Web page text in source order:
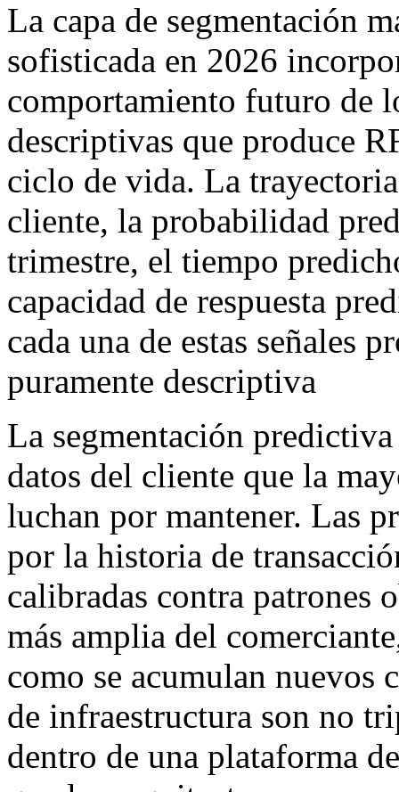
La capa de segmentación
sofisticada en 2026
comportamiento futuro de
descriptivas que produce
ciclo de vida. La
cliente, la probabilidad
trimestre, el tiempo
capacidad de respuesta
cada una de estas señales
puramente descriptiva
La segmentación
datos del cliente que la
luchan por mantener. Las
por la historia de
calibradas contra patrones
más amplia del
como se acumulan nuevos
de infraestructura son no
dentro de una plataforma